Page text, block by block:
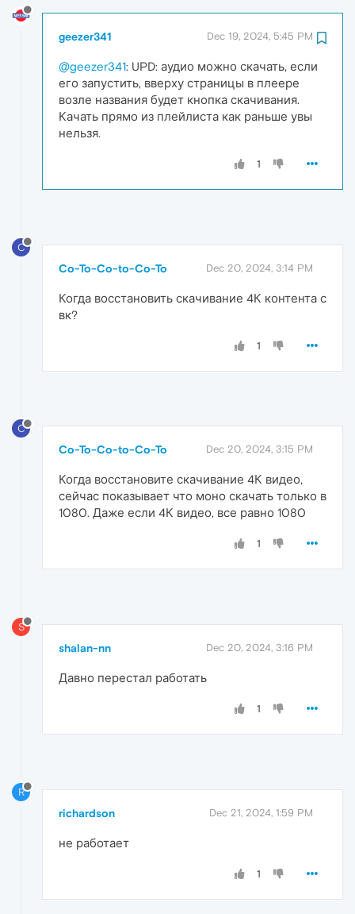
geezer341 Dec 19, 2024, 5:45 PM
@geezer341: UPD: аудио можно скачать, если
его запустить, вверху страницы в плеере
возле названия будет кнопка скачивания.
Качать прямо из плейлиста как раньше увы
нельзя.
1
C
Co-To-Co-to-Co-To Dec 20, 2024, 3:14 PM
Когда восстановить скачивание 4К контента с
вк?
1
C
Co-To-Co-to-Co-To Dec 20, 2024, 3:15 PM
Когда восстановите скачивание 4К видео,
сейчас показывает что моно скачать только в
1080. Даже если 4К видео, все равно 1080
1
S
shalan-nn Dec 20, 2024, 3:16 PM
Давно перестал работать
1
R
richardson Dec 21, 2024, 1:59 PM
не работает
1